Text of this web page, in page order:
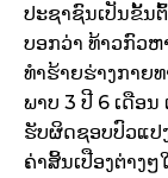
ປະຊາຊົນເປັນຂັ້ນ
ບອກວ່າ ທ້າວກົວຫ
ທຳຮ້າຍຮ່າງກາຍ
ພາບ 3 ປີ 6 ເດືອ
ຮັບຜິດຊອບປົວແປ
ຄ່າສິ້ນເປືອງຕ່າງ